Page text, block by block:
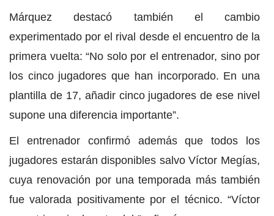
Márquez destacó también el cambio
experimentado por el rival desde el encuentro de la
primera vuelta: “No solo por el entrenador, sino por
los cinco jugadores que han incorporado. En una
plantilla de 17, añadir cinco jugadores de ese nivel
supone una diferencia importante”.
El entrenador confirmó además que todos los
jugadores estarán disponibles salvo Víctor Megías,
cuya renovación por una temporada más también
fue valorada positivamente por el técnico. “Víctor